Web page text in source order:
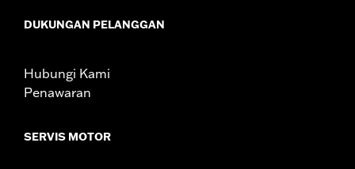
DUKUNGAN PELANGGAN
Hubungi Kami
Penawaran
SERVIS MOTOR